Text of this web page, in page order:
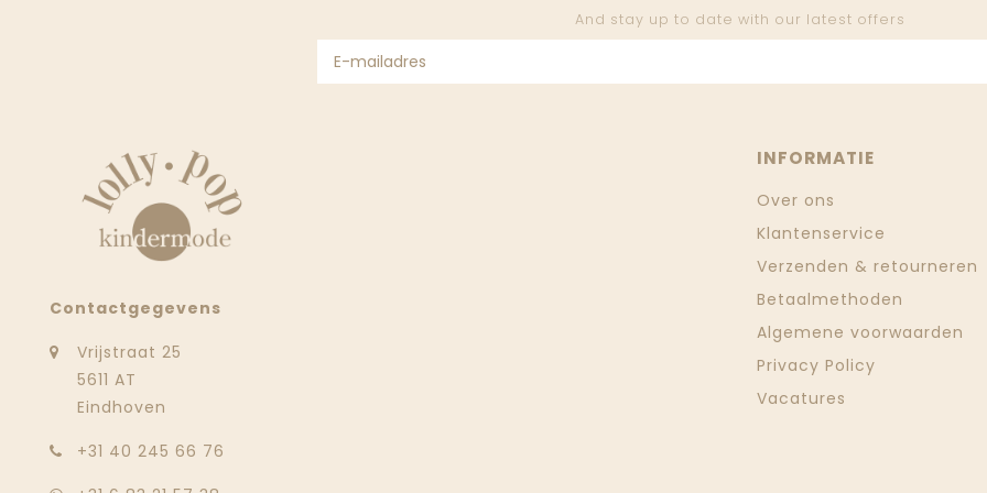
And stay up to date with our latest offers
Contactgegevens
Vrijstraat 25
5611 AT
Eindhoven
‭+31 40 245 66 76
INFORMATIE
Over ons
Klantenservice
Verzenden & retourneren
Betaalmethoden
Algemene voorwaarden
Privacy Policy
Vacatures